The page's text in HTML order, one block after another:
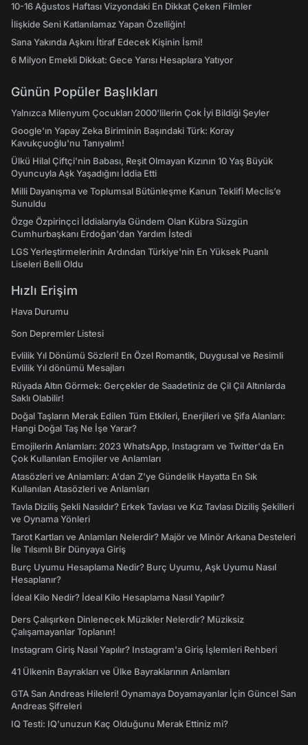
10-16 Ağustos Haftası Vizyondaki En Dikkat Çeken Filmler
İlişkide Seni Katlanılamaz Yapan Özelliğin!
Sana Yakında Aşkını İtiraf Edecek Kişinin İsmi!
6 Milyon Emekli Dikkat: Gece Yarısı Hesaplara Yatıyor
Günün Popüler Başlıkları
Yalnızca Milenyum Çocukları 2000'lilerin Çok İyi Bildiği Şeyler
Google'ın Yapay Zeka Biriminin Başındaki Türk: Koray
Kavukçuoğlu'nu Tanıyalım!
Ülkü Hilal Çiftçi'nin Babası, Reşit Olmayan Kızının 10 Yaş Büyük
Oyuncuyla Aşk Yaşadığını İddia Etti
Milli Dayanışma ve Toplumsal Bütünleşme Kanun Teklifi Meclis’e
Sunuldu
Özge Özpirinçci İddialarıyla Gündem Olan Kübra Süzgün
Cumhurbaşkanı Erdoğan'dan Yardım İstedi
LGS Yerleştirmelerinin Ardından Türkiye'nin En Yüksek Puanlı
Liseleri Belli Oldu
Hızlı Erişim
Hava Durumu
Son Depremler Listesi
Evlilik Yıl Dönümü Sözleri! En Özel Romantik, Duygusal ve Resimli
Evlilik Yıl dönümü Mesajları
Rüyada Altın Görmek: Gerçekler de Saadetiniz de Çil Çil Altınlarda
Saklı Olabilir!
Doğal Taşların Merak Edilen Tüm Etkileri, Enerjileri ve Şifa Alanları:
Hangi Doğal Taş Ne İşe Yarar?
Emojilerin Anlamları: 2023 WhatsApp, Instagram ve Twitter'da En
Çok Kullanılan Emojiler ve Anlamları
Atasözleri ve Anlamları: A'dan Z'ye Gündelik Hayatta En Sık
Kullanılan Atasözleri ve Anlamları
Tavla Diziliş Şekli Nasıldır? Erkek Tavlası ve Kız Tavlası Diziliş Şekilleri
ve Oynama Yönleri
Tarot Kartları ve Anlamları Nelerdir? Majör ve Minör Arkana Desteleri
İle Tılsımlı Bir Dünyaya Giriş
Burç Uyumu Hesaplama Nedir? Burç Uyumu, Aşk Uyumu Nasıl
Hesaplanır?
İdeal Kilo Nedir? İdeal Kilo Hesaplama Nasıl Yapılır?
Ders Çalışırken Dinlenecek Müzikler Nelerdir? Müziksiz
Çalışamayanlar Toplanın!
Instagram Giriş Nasıl Yapılır? Instagram'a Giriş İşlemleri Rehberi
41 Ülkenin Bayrakları ve Ülke Bayraklarının Anlamları
GTA San Andreas Hileleri! Oynamaya Doyamayanlar İçin Güncel San
Andreas Şifreleri
IQ Testi: IQ'unuzun Kaç Olduğunu Merak Ettiniz mi?